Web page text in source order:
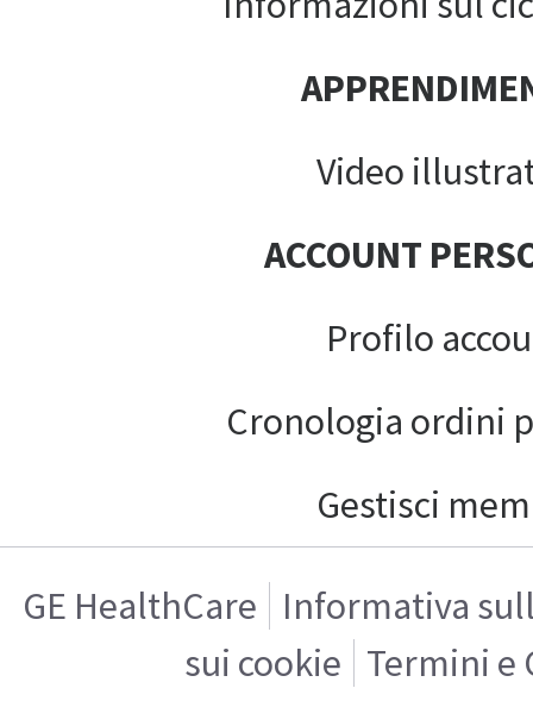
Video
ACCOUNT
Profilo
Cronologia ordini
Gestisci
GE HealthCare
Informativa
sui cookie Termini e